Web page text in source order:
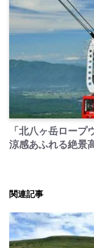
「北八ヶ岳ロープ
涼感あふれる絶景
関連記事